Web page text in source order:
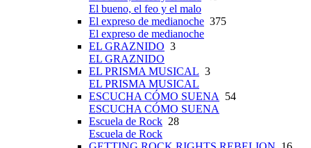
El bueno, el feo y el malo
El expreso de medianoche 375
El expreso de medianoche
EL GRAZNIDO 3
EL GRAZNIDO
EL PRISMA MUSICAL 3
EL PRISMA MUSICAL
ESCUCHA CÓMO SUENA
54
ESCUCHA CÓMO SUENA
Escuela de Rock 28
Escuela de Rock